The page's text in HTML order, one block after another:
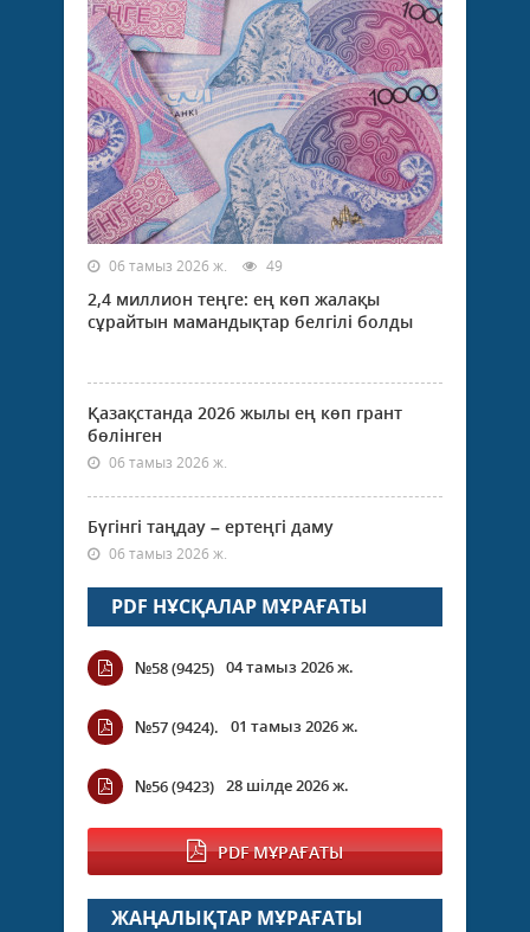
06 тамыз 2026 ж. 49
2,4 миллион теңге: ең көп жалақы
сұрайтын мамандықтар белгілі болды
Қазақстанда 2026 жылы ең көп грант
бөлінген
06 тамыз 2026 ж.
Бүгінгі таңдау – ертеңгі даму
06 тамыз 2026 ж.
PDF НҰСҚАЛАР МҰРАҒАТЫ
№58 (9425) 04 тамыз 2026 ж.
№57 (9424). 01 тамыз 2026 ж.
№56 (9423) 28 шілде 2026 ж.
PDF МҰРАҒАТЫ
ЖАҢАЛЫҚТАР МҰРАҒАТЫ